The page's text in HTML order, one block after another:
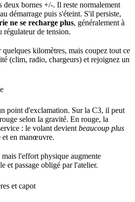
deux bornes +/-. Il reste normalement
démarrage puis s'éteint. S'il persiste,
ne se recharge plus, généralement à
régulateur de tension.
kilomètres, mais coupez tout ce
(clim, radio, chargeurs) et rejoignez un
point d'exclamation. Sur la C3, il peut
selon la gravité. En rouge, la
: le volant devient beaucoup plus
et en manœuvre.
l'effort physique augmente
et passage obligé par l'atelier.
et capot